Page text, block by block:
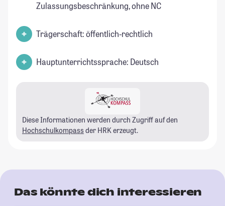
Zulassungsbeschränkung, ohne NC
Trägerschaft: öffentlich-rechtlich
Hauptunterrichtssprache: Deutsch
Diese Informationen werden durch Zugriff auf den
Hochschulkompass der HRK erzeugt.
Das könnte dich interessieren